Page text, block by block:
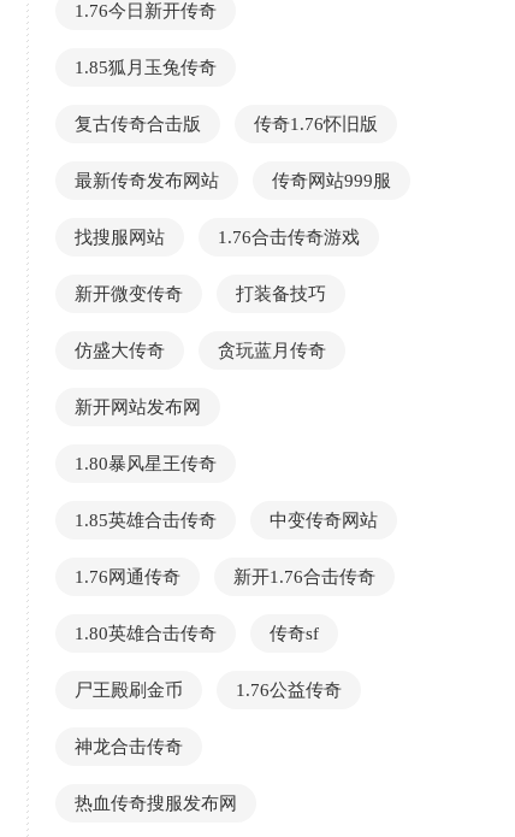
1.76今日新开传奇
1.85狐月玉兔传奇
复古传奇合击版 传奇1.76怀旧版
最新传奇发布网站 传奇网站999服
找搜服网站 1.76合击传奇游戏
新开微变传奇 打装备技巧
仿盛大传奇 贪玩蓝月传奇
新开网站发布网
1.80暴风星王传奇
1.85英雄合击传奇 中变传奇网站
1.76网通传奇 新开1.76合击传奇
1.80英雄合击传奇 传奇sf
尸王殿刷金币 1.76公益传奇
神龙合击传奇
热血传奇搜服发布网